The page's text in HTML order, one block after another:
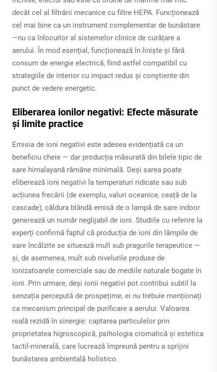
decât cel al filtrării mecanice cu filtre HEPA. Funcționează
cel mai bine ca un instrument complementar de bunăstare
—nu ca înlocuitor al sistemelor clinice de curățare a
aerului. În mod esențial, funcționează în liniște și fără
consum de energie electrică, fiind astfel compatibil cu
strategiile de interior cu impact redus și conștiente din
punct de vedere energetic.
Eliberarea ionilor negativi: Efecte măsurate
și limite practice
Emisia de ioni negativi este adesea evidențiată ca un
beneficiu cheie — dar producția măsurată din bilele tipic de
sare himalayană rămâne minimală. Deși sarea poate
eliberează ioni negativi la temperaturi ridicate sau sub
acțiunea frecării (de exemplu, valuri oceanice, ceață de la
cascade), căldura blândă emisă de o lampă de sare indoor
generează un număr neglijabil de ioni. Studiile cu referire la
experți confirmă faptul că producția de ioni din lămpile de
sare încălzite se situează mult sub pragurile terapeutice —
și, de asemenea, mult sub nivelurile produse de
ionizatoarele comerciale sau de mediile naturale bogate în
ioni. Prin urmare, deși ionii negativi pot contribui subtil la
senzația percepută de prospețime, ei nu trebuie menționați
ca mecanism principal de purificare a aerului. Valoarea
reală rezidă în sinergie: captarea particulelor prin
proprietatea higroscopică, psihologia cromatică și estetica
tactil-minerală, care lucrează împreună pentru a sprijini
bunăstarea ambientală holistico.